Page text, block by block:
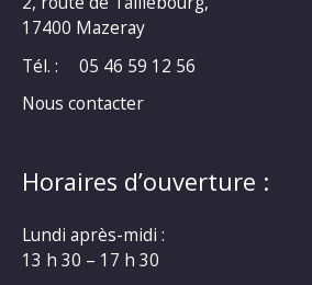
17400 Mazeray
Tél. :
05 46 59 12 56
Nous contacter
Horaires d’ouverture :
Lundi après-midi :
13 h 30 – 17 h 30